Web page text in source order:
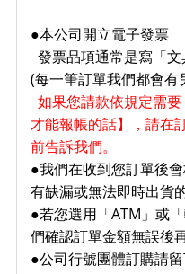
●本公司開立電子發票
發票品項通常是寫「文
(每一筆訂單我們都會有
如果您請款依規定需要
才能報帳的話】，請在
前告訴我們。
●我們在收到您訂單後
有缺漏或無法即時出貨
●若您選用「ATM」或
們確認訂單金額無誤後
●公司行號團體訂購請